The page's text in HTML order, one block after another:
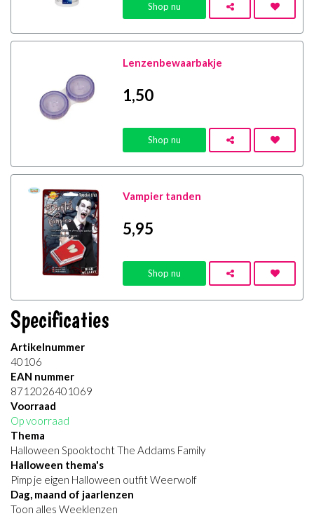
Shop nu
Lenzenbewaarbakje
1,50
Shop nu
Vampier tanden
5,95
Shop nu
Specificaties
Artikelnummer
40106
EAN nummer
8712026401069
Voorraad
Op voorraad
Thema
Halloween Spooktocht The Addams Family
Halloween thema's
Pimp je eigen Halloween outfit Weerwolf
Dag, maand of jaarlenzen
Toon alles Weeklenzen